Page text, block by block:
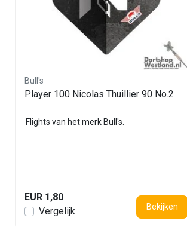
Bull's
Player 100 Nicolas Thuillier 90 No.2
Flights van het merk Bull's.
EUR 1,80
Vergelijk
Bekijken